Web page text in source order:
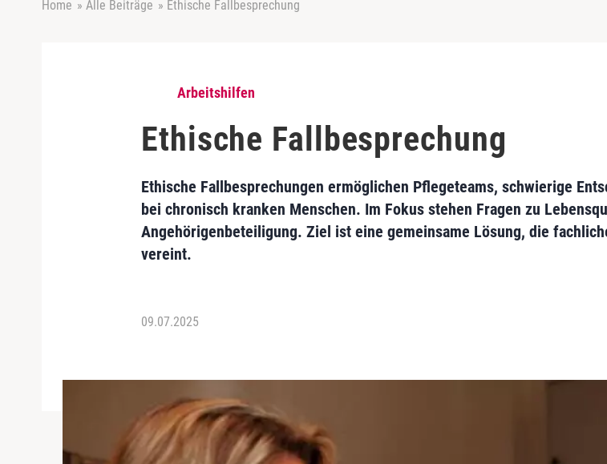
Home » Alle Beiträge » Ethische Fallbesprechung
Arbeitshilfen
Ethische Fallbesprechung
Ethische Fallbesprechungen ermöglichen Pflegeteams, schwierige
bei chronisch kranken Menschen. Im Fokus stehen Fragen zu
Angehörigenbeteiligung. Ziel ist eine gemeinsame Lösung, die
vereint.
09.07.2025